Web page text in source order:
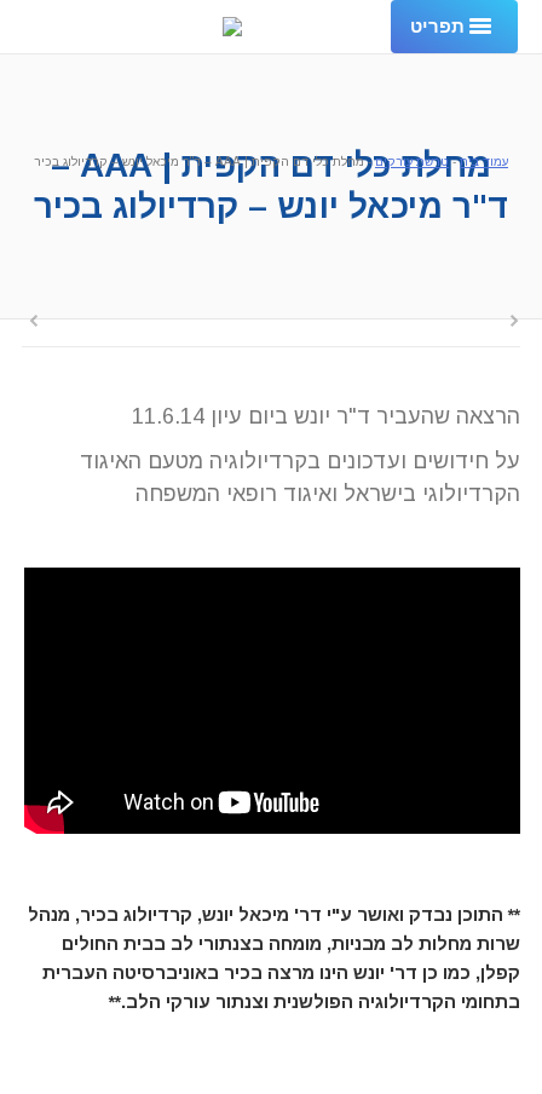
תפריט
שירותי המרפאה
צור קשר
ENGLISH
עמוד בית-טרשת עורקים-מחלת כלי דם הקפית | AAA – ד"ר מיכאל יונש – קרדיולוג בכיר
מחלת כלי דם הקפית | AAA –
ד"ר מיכאל יונש – קרדיולוג בכיר
הרצאה שהעביר ד"ר יונש ביום עיון 11.6.14
על חידושים ועדכונים בקרדיולוגיה מטעם האיגוד
הקרדיולוגי בישראל ואיגוד רופאי המשפחה
** התוכן נבדק ואושר ע"י דר' מיכאל יונש, קרדיולוג בכיר, מנהל
שרות מחלות לב מבניות, מומחה בצנתורי לב בבית החולים
קפלן, כמו כן דר' יונש הינו מרצה בכיר באוניברסיטה העברית
בתחומי הקרדיולוגיה הפולשנית וצנתור עורקי הלב.**